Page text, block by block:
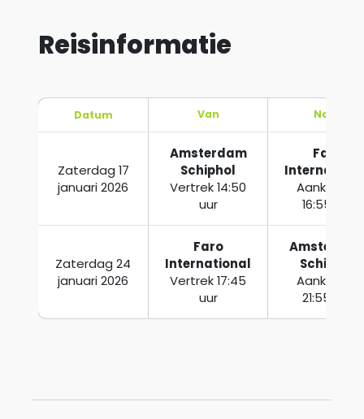
Reisinformatie
Datum Van Naar
Zaterdag 17
januari 2026
Amsterdam
Schiphol
Vertrek 14:50
uur
Faro
Aankomst
16:55 uur
Zaterdag 24
januari 2026
Faro
International
Vertrek 17:45
uur
Schiphol
Aankomst
21:55 uur